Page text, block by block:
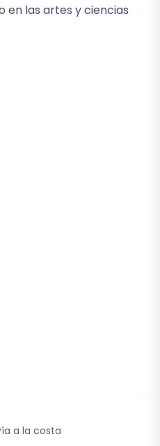
en las artes y ciencias
a la costa